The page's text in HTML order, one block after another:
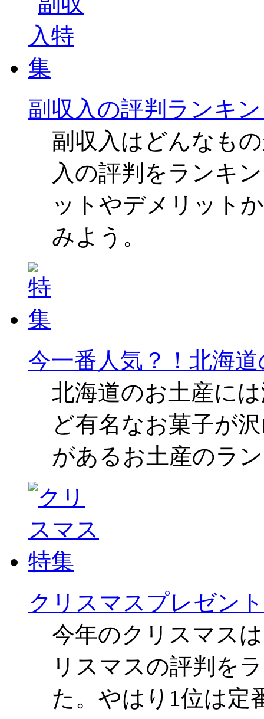
副収入の評判ランキ
副収入はどんなも
入の評判をランキ
ットやデメリット
みよう。
今一番人気？！北海
北海道のお土産に
ど有名なお菓子が
があるお土産のラ
クリスマスプレゼン
今年のクリスマス
リスマスの評判を
た。やはり1位は定